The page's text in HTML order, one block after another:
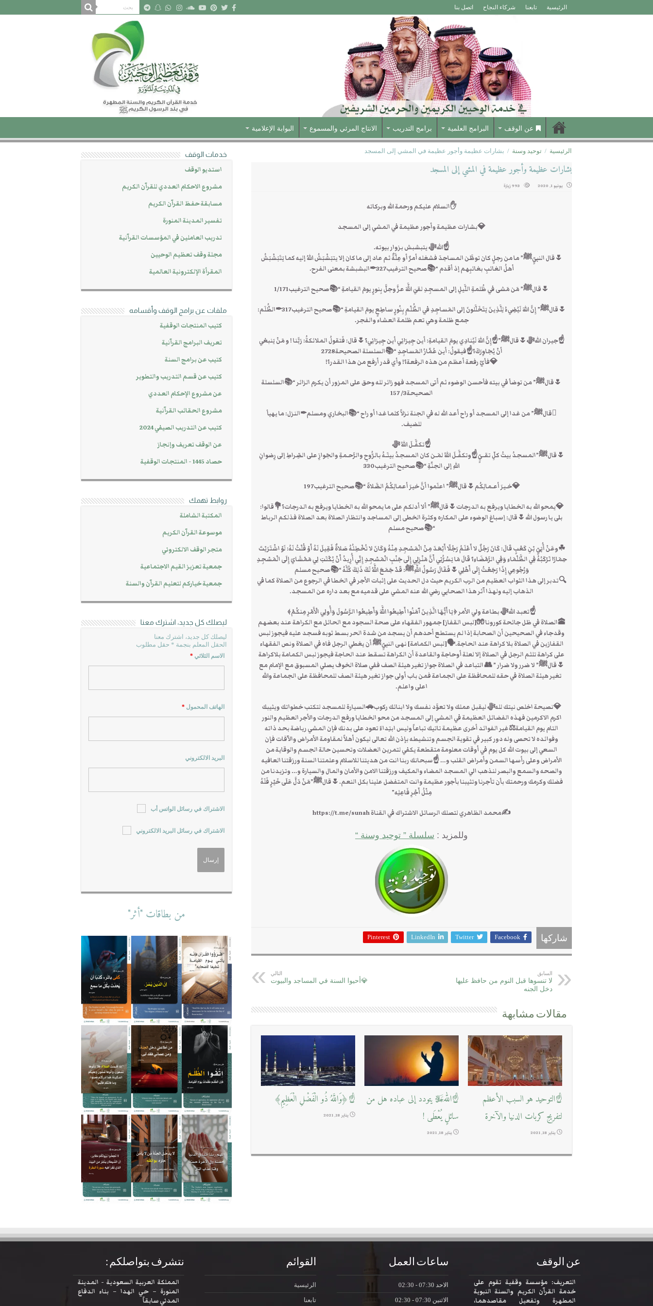
الرئيسية تابعنا شركاء النجاح اتصل بنا
عن الوقف البرامج العلمية برامج التدريب الانتاج المرئي والمسموع البوابة الإعلامية
الرئيسية / توحيد وسنة / بشارات عظيمة وأجور عظيمة في المشي إلى المسجد
بشارات عظيمة وأجور عظيمة في المشي إلى المسجد
يونيو 1, 2020 993 زيارة
✋السلام عليكم ورحمة الله وبركاته
💎بشارات عظيمة وأجور عظيمة في المشي إلى المسجد
☝اللهﷻ يتبشبش بزوار بيوته.
🌷قال النبيِّﷺ” ما من رجلٍ كان توطَّن المساجدَ فشغله أمرٌ أو عِلَّةٌ ثم عاد إلى ما كان إلا يتبَشْبَشُ اللهُ إليه كما يَتَبَشْبَشُ
أهلُ الغائبِ بغائبِهم إذ أقدم “📚صحيح الترغيب327✒البشبشة بمعنى الفرح.
🌷قالﷺ” مَن مَشى في ظُلمةِ اللَّيلِ إلى المسجِدِ لقيَ اللَّهَ عزَّ وجلَّ بِنورٍ يومَ القيامةِ “📚صحيح الترغيب1/171
🌷قالﷺ” إِنَّ اللهَ لَيُضِيءُ لِلَّذِينَ يَتَخَلَّلونَ إلى المَساجِدِ في الظُّلْمِ بِنُورٍ ساطِعٍ يومَ القيامةِ “📚صحيح الترغيب317✒الظُّلَم:
جمع ظلمة وهي تعم ظلمة العشاء والفجر.
☝جيران اللهﷻ🌷قالﷺ”☝إِنَّ اللهَ لَيُنادِي يومَ القيامةِ: أين جِيرَانِي أين جِيرَانِي؟🌷قال: فَتقولُ الملائكةُ: رَبَّنا ! و مَنْ يَنبغي
أنْ يُجَاوِرَكَ؟☝فيقولُ: أين عُمَّارُ المَساجِدِ “📚السلسلة الصحيحة2728
💎فأيّ رفعة أعظم من هذه الرفعة؟! وأي قدر أرفع من هذا القدر؟!
🌷قالﷺ” من توضأ في بيته فأحسن الوضوء ثم أتى المسجد فهو زائر لله وحق على المزور أن يكرم الزائر “📚السلسلة
الصحيحة3/ 157
قالﷺ” من غدا إلى المسجد أو راح أعد الله له في الجنة نزلاً كلما غدا أو راح “📚البخاري ومسلم✒النزل: ما يهيأ
للضيف.
☝تكفَّـلَ اللهُ ﷻ
🌷قالﷺ”المسجدُ بيتُ كلِّ تقـيٍّ☝وتكفَّـلَ اللهُ لمَـن كان المسجدُ بيتَـهُ بالرُّوحِ والرَّحـمةِ والجَوازِ على الصِّراطِ إلى رِضوانِ
اللهِ إلى الجنَّةِ “📚صحيح الترغيب330
💎خـيرَ أعـمالِكُم🌷قالﷺ” اعلَموا أنَّ خيرَ أعمالِكُمُ الصَّلاةَ “📚صحيح الترغيب197
💎يمحو الله به الخطايا ويرفع به الدرجات🌷قالﷺ” ألا أدلكم على ما يمحو الله به الخطايا ويرفع به الدرجات؟💐قالوا:
بلى يا رسول الله🌷قال: إسباغ الوضوء على المكاره وكثرة الخطى إلى المساجد وانتظار الصلاة بعد الصلاة فذلكم الرباط
“📚صحيح مسلم
☘وعَنْ أُبَيِّ بْنِ كَعْبٍ قَالَ: كَانَ رَجُلٌ لا أَعْلَمُ رَجُلًا أَبْعَدَ مِنْ الْمَسْجِدِ مِنْهُ وَكَانَ لا تُخْطِئُهُ صَلاةٌ فَقِيلَ لَهُ أَوْ قُلْتُ لَهُ: لَوْ اشْتَرَيْتَ
حِمَارًا تَرْكَبُهُ فِي الظَّلْمَاءِ وَفِي الرَّمْضَاءِ؟ قَالَ مَا يَسُرُّنِي أَنَّ مَنْزِلِي إِلَى جَنْبِ الْمَسْجِدِ إِنِّي أُرِيدُ أَنْ يُكْتَبَ لِي مَمْشَايَ إِلَى الْمَسْجِدِ
وَرُجُوعِي إِذَا رَجَعْتُ إِلَى أَهْلِي🌷فَقَالَ رَسُولُ اللَّهِﷺ: قَدْ جَمَعَ اللَّهُ لَكَ ذَلِكَ كُلَّهُ “📚صحيح مسلم
🔍تدبر إلى هذا الثواب العظيم من الرب الكريم حيث دل الحديث على إثبات الأجر في الخطا في الرجوع من الصلاة كما في
الذهاب إليه ولهذا آثر هذا الصحابي رضي الله عنه المشي على قدميه مع بعد داره عن المسجد.
☝تعبد اللهﷻ بطاعة ولي الأمر ﴿يَا أَيُّهَا الَّذِينَ آمَنُوا أَطِيعُوا اللَّهَ وَأَطِيعُوا الرَّسُولَ وَأُولِي الْأَمْرِ مِنكُمْ﴾
🕋الصلاة في ظل جائحة كورونا 🧤[لبس القفاز] جمهور الفقهاء على صحة السجود مع الحائل مع الكراهة عند بعضهم
وقدجاء في الصحيحين أن الصحابة إذا لم يستطع أحدهم أن يسجد من شدة الحر بسط ثوبه فسجد عليه فيجوز لبس
القفازين في الصلاة بلا كراهة عند الحاجة.🗣️[لبس الكمامة] نهى النبيِّﷺ أن يغطي الرجل فاه في الصلاة ونص الفقهاء
على كراهة تلثم الرجل في الصلاة إلا لعلة أوحاجة والقاعدة أن الكراهة تسقط عند الحاجة فيجوز لبس الكمامة بلاكراهة
🌷قالﷺ” لا ضرر ولا ضرار ” 👥 التباعد في الصلاة جواز تغير هيئة الصف ففي صلاة الخوف يصلي المسبوق مع الإمام مع
تغير هيئة الصلاة في حقه للمحافظة على الجماعة فمن باب أولى جواز تغير هيئة الصف للمحافظة على الجماعة والله
اعلى واعلم.
💎نصيحة اخلص نيتك للهﷻ ليقبل عملك ولا تعوَّد نفسك ولا ابنائك ركوب🚗السيارة للمسجد لتكتب خطواتك ويثيبك
اكرم الاكرمين فهذه الفضائل العظيمة في المشي إلى المسجد من محو الخطايا ورفع الدرجات والأجر العظيم والنور
التام يوم القيامة⚖غير الفوائد أخرى عظيمة تاتيك تباعاً وليس ابتِداءً تعود على بدنك فإن المشي رياضة بحد ذاته
وفوائده لا تحصى وله دور كبير في تقوية الجسم وتنشيطه بإذن الله تعالى ليكون أهلاً لمقاومة الأمراض والآفات فإن
السعي إلى بيوت الله كل يوم في أوقات معلومة متقطعة يكفي لتمرين العضلات وتحسين حالة الجسم والوقاية من
الأمراض وعلى رأسها السمن وأمراض القلب و… ☝سبحانك ربنا انت من هديتنا للاسلام وعلمتنا السنة ورزقتنا العافيه
والصحه والسمع والبصر لنذهب الي المسجد المضاء والمكيف ورزقتنا الامن والأمان والمال والسيارة و… وتزيدنا من
فضلك وكرمك ورحمتك بأن تأجرنا وتثيبنا بأجور عظيمة وانت المتفضل علينا بكل النعم.🌷قالﷺ”مَنْ دَلَّ عَلَى خَيْرٍ فَلَهُ
مِثْلُ أَجْرِ فَاعِلِه”
✍محمد الظاهري لتصلك الرسائل الاشتراك في القناة https://t.me/sunah
وللمزيد : سلسلة ” توحيد وسنة “
شاركها Facebook
Twitter
LinkedIn
Pinterest
السابق
لا تنسوها قبل النوم من حافظ عليها
دخل الجنه
التالي
💎أحيوا السنة في المساجد والبيوت
مقالات مشابهة
☝التوحيد هو السبب الأعظم
لتفريج كربات الدنيا والآخرة
يناير 18, 2021
☝اللهﷻ يتودد إلى عباده هل من
سائلٍ يُعْطَى !
يناير 18, 2021
☝﴿وَاللَّهُ ذُو الْفَضْلِ الْعَظِيمِ﴾
يناير 18, 2021
خدمات الوقف
استديو الوقف
مشروع الاحكام العددي للقرآن الكريم
مسابقة حفظ القرآن الكريم
تفسير المدينة المنورة
تدريب العاملين في المؤسسات القرآنية
مجلة وقف تعظيم الوحيين
المقرأة الإلكترونية العالمية
ملفات عن برامج الوقف وأقسامه
كتيب المنتجات الوقفية
تعريف البرامج القرآنية
كتيب عن برامج السنة
كتيب عن قسم التدريب والتطوير
عن مشروع الإحكام العددي
مشروع الحقائب القرآنية
كتيب عن التدريب الصيفي 2024
عن الوقف تعريف وإنجاز
حصاد 1445 - المنتجات الوقفية
روابط تهمك
المكتبة الشاملة
موسوعة القرآن الكريم
متجر الوقف الالكتروني
جمعية تعزيز القيم الاجتماعية
جمعية خياركم لتعليم القرآن والسنة
ليصلك كل جديد، اشترك معنا
ليصلك كل جديد، اشترك معنا
الحقل المعلم بنجمة * حقل مطلوب
الاسم الثلاثي *
الهاتف المحمول *
البريد الالكتروني
الاشتراك في رسائل الواتس أب
الاشتراك في رسائل البريد الالكتروني
من بطاقات "أثر"
عن الوقف
التعريف: مؤسسة وقفية تقوم على
خدمة القرآن الكريم والسنة النبوية
المطهرة وتفعيل مقاصدهما،
ساعات العمل
الاحد
الاثنين
القوائم
الرئيسية
تابعنا
نتشرف بتواصلكم :
المملكة العربية السعودية - المدينة
المنورة – حي الهدا – بناء الدفاع
المدني سابقاً